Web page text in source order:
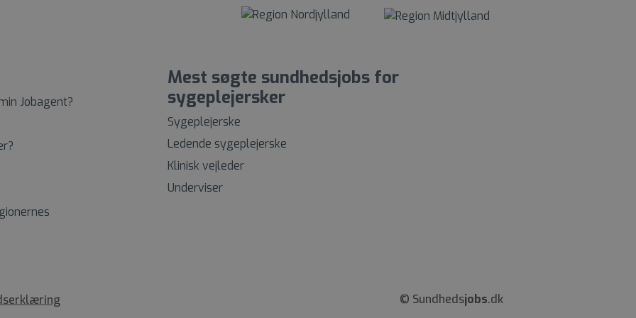
Jobagent?
Mest søgte sundhedsjobs for
sygeplejersker
Sygeplejerske
Ledende sygeplejerske
Klinisk vejleder
Underviser
© Sundhedsjobs.dk